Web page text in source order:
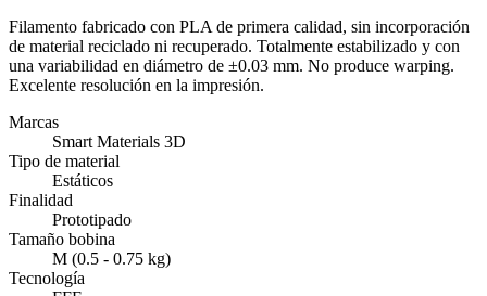
Filamento fabricado con PLA de primera calidad, sin incorporación
de material reciclado ni recuperado. Totalmente estabilizado y con
una variabilidad en diámetro de ±0.03 mm. No produce warping.
Excelente resolución en la impresión.
Marcas
Smart Materials 3D
Tipo de material
Estáticos
Finalidad
Prototipado
Tamaño bobina
M (0.5 - 0.75 kg)
Tecnología